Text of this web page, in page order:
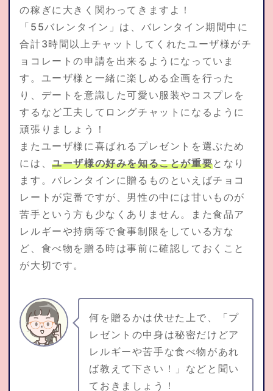
の稼ぎに大きく関わってきますよ！
「55バレンタイン」は、バレンタイン期間中に
合計3時間以上チャットしてくれたユーザ様がチ
ョコレートの申請を出来るようになっていま
す。ユーザ様と一緒に楽しめる企画を行った
り、デートを意識した可愛い服装やコスプレを
するなど工夫してロングチャットになるように
頑張りましょう！
またユーザ様に喜ばれるプレゼントを選ぶため
には、ユーザ様の好みを知ることが重要となり
ます。バレンタインに贈るものといえばチョコ
レートが定番ですが、男性の中には甘いものが
苦手という方も少なくありません。また食品ア
レルギーや持病等で食事制限をしている方な
ど、食べ物を贈る時は事前に確認しておくこと
が大切です。
何を贈るかは伏せた上で、「プ
レゼントの中身は秘密だけどア
レルギーや苦手な食べ物があれ
ば教えて下さい！」などと聞い
ておきましょう！